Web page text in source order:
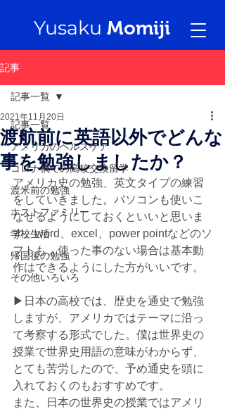
Yusaku Momiji
記事
記事一覧
アメリカのヘルスケア
コロナ禍での高校交換留学
渡米前の勉強
ホストファミリー
学校生活
帰国後の勉強
その他いろいろ
記事一覧
渡航前に英語以外でどんな
事を勉強しましたか？
2021年11月20日
アメリカ史の勉強、英文タイプの練習
をしていきました。パソコンも使いこ
なせるようにしておくといいと思いま
す。word、excel、power pointなどのソ
フトも、使った事のない場合は基本動
作はできるようにした方がいいです。
▶︎日本の高校では、歴史を通史で勉強
しますが、アメリカではテーマに沿っ
て考察する形式でした。僕は世界史の
授業で世界史用語の意味がわからず、
とても苦労したので、予め通史を頭に
入れておくのもおすすめです。
また、日本の世界史の授業ではアメリ